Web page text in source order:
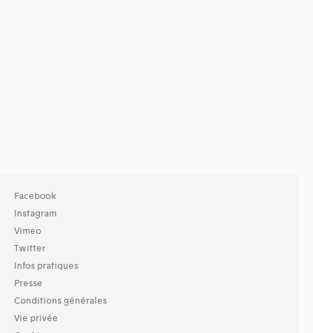
Facebook
Instagram
Vimeo
Twitter
Infos pratiques
Presse
Conditions générales
Vie privée